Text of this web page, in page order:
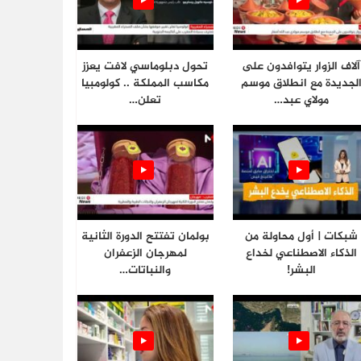
آلاف الزوار يتوافدون على
الجديدة مع انطلاق موسم
مولاي عبد…
تحول دبلوماسي لافت يعزز
مكاسب المملكة .. كولومبيا
تعلن…
شبكات | أول محاولة من
الذكاء الاصطناعي لخداع
البشر!
بولمان تفتتح الدورة الثانية
لمهرجان الزعفران
والنباتات…